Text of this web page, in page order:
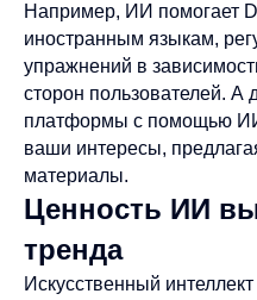
Например, ИИ помогает
иностранным языкам,
упражнений в
сторон пользователей. А
платформы с помощью
ваши интересы,
материалы.
Ценность ИИ
тренда
Искусственный